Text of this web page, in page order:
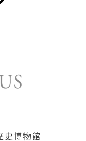
史博物館